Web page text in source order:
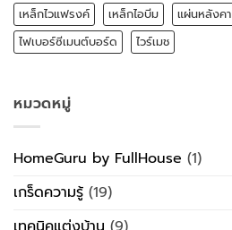
เหล็กไวแฟรงค์
เหล็กไอบีม แผ่นหลังคา
ไฟเบอร์ซีเมนต์บอร์ด
ไวร์เมช
หมวดหมู่
HomeGuru by FullHouse (1)
เกร็ดความรู้ (19)